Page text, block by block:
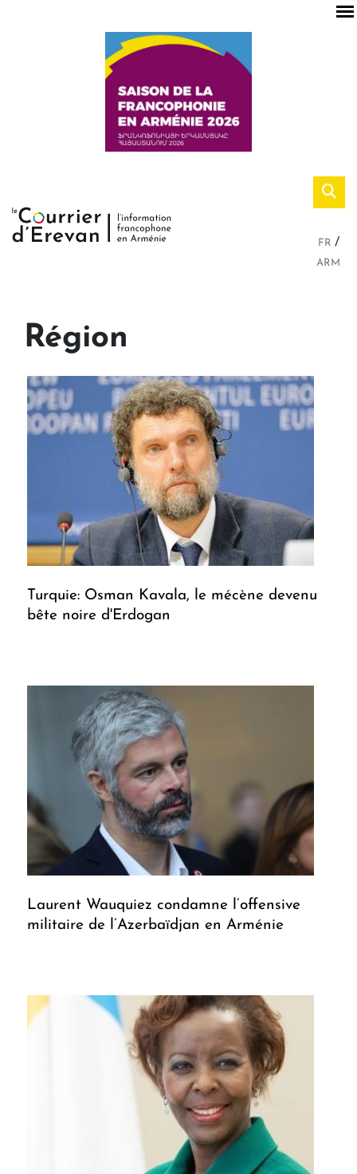
FR
ARM
Région
Turquie: Osman Kavala, le mécène devenu
bête noire d'Erdogan
Laurent Wauquiez condamne l’offensive
militaire de l’Azerbaïdjan en Arménie